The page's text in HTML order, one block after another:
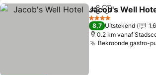
DelenToevoegen
Jacob's Well
4 Sterren
8,7 Uitstekend
0.2 km vanaf
Bekroonde gastro-